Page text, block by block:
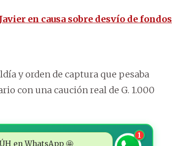
en causa sobre desvío de fondos
y orden de captura que pesaba
con una caución real de G. 1.000
en WhatsApp 🤩
1